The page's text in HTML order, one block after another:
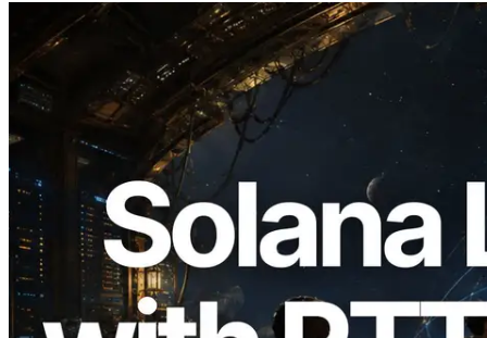
2026.08.05
ERPC ขยาย Solana Leader Slot API ด้วย